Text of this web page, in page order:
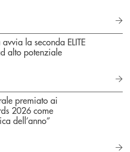
la seconda ELITE
alto potenziale
premiato ai
2026 come
dell’anno”